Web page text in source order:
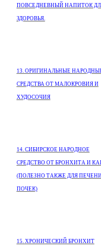
ПОВСЕДНЕВНЫЙ НАПИТОК
ЗДОРОВЬЯ.
13. ОРИГИНАЛЬНЫЕ
СРЕДСТВА ОТ МАЛОКРОВИЯ И
ХУДОСОЧИЯ
14. СИБИРСКОЕ НАРОДНОЕ
СРЕДСТВО ОТ БРОНХИТА И
(ПОЛЕЗНО ТАКЖЕ ДЛЯ
ПОЧЕК)
15. ХРОНИЧЕСКИЙ БРОНХИТ